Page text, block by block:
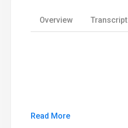
Overview Transcript
Read More